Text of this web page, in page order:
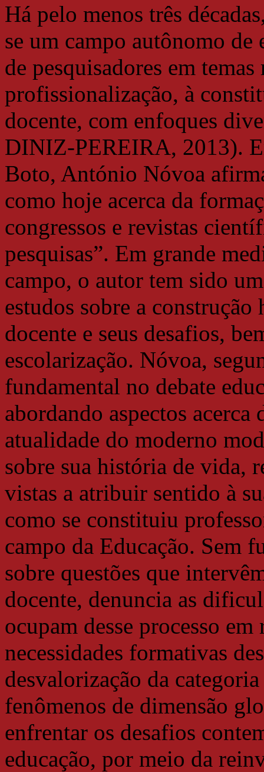
Há pelo menos três
se um campo autônomo de
de pesquisadores em
profissionalização, à
docente, com enfoques
DINIZ-PEREIRA, 2013).
Boto, António Nóvoa
como hoje acerca da
congressos e revistas
pesquisas”. Em grande
campo, o autor tem sido
estudos sobre a
docente e seus desafios,
escolarização. Nóvoa,
fundamental no debate
abordando aspectos
atualidade do moderno
sobre sua história de vida,
vistas a atribuir sentido à
como se constituiu
campo da Educação. Sem
sobre questões que
docente, denuncia as
ocupam desse processo
necessidades formativas
desvalorização da
fenômenos de dimensão
enfrentar os desafios
educação, por meio da